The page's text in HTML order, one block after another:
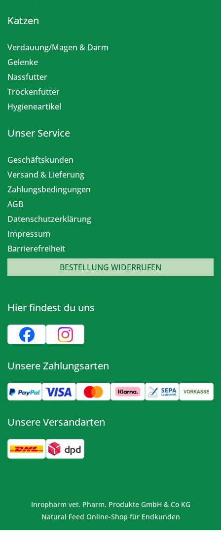
Katzen
Verdauung/Magen & Darm
Gelenke
Nassfutter
Trockenfutter
Hygieneartikel
Unser Service
Geschäftskunden
Versand & Lieferung
Zahlungsbedingungen
AGB
Datenschutzerklärung
Impressum
Barrierefreiheit
BESTELLUNG WIDERRUFEN
Hier findest du uns
Unsere Zahlungsarten
Unsere Versandarten
Inropharm vet. Pharm. Produkte GmbH & Co KG
Natural Feed Online-Shop für Endkunden